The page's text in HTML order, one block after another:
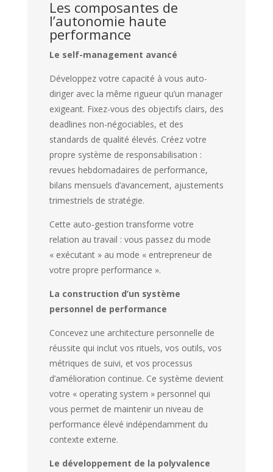
Les composantes de
l’autonomie haute
performance
Le self-management avancé
Développez votre capacité à vous auto-
diriger avec la même rigueur qu’un manager
exigeant. Fixez-vous des objectifs clairs, des
deadlines non-négociables, et des
standards de qualité élevés. Créez votre
propre système de responsabilisation :
revues hebdomadaires de performance,
bilans mensuels d’avancement, ajustements
trimestriels de stratégie.
Cette auto-gestion transforme votre
relation au travail : vous passez du mode
« exécutant » au mode « entrepreneur de
votre propre performance ».
La construction d’un système
personnel de performance
Concevez une architecture personnelle de
réussite qui inclut vos rituels, vos outils, vos
métriques de suivi, et vos processus
d’amélioration continue. Ce système devient
votre « operating system » personnel qui
vous permet de maintenir un niveau de
performance élevé indépendamment du
contexte externe.
Le développement de la polyvalence